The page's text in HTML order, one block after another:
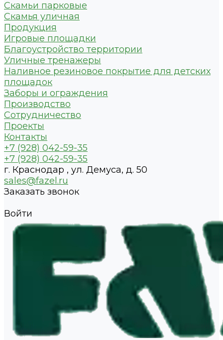
Скамьи парковые
Скамья уличная
Продукция
Игровые площадки
Благоустройство территории
Уличные тренажеры
Наливное резиновое покрытие для детских
площадок
Заборы и ограждения
Производство
Сотрудничество
Проекты
Контакты
+7 (928) 042-59-35
+7 (928) 042-59-35
г. Краснодар , ул. Демуса, д. 50
sales@fazel.ru
Заказать звонок
Войти